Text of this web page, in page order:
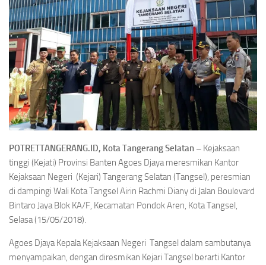
POTRETTANGERANG.ID, Kota Tangerang Selatan – Kejaksaan
tinggi (Kejati) Provinsi Banten Agoes Djaya meresmikan Kantor
Kejaksaan Negeri (Kejari) Tangerang Selatan (Tangsel), peresmian
di dampingi Wali Kota Tangsel Airin Rachmi Diany di Jalan Boulevard
Bintaro Jaya Blok KA/F, Kecamatan Pondok Aren, Kota Tangsel,
Selasa (15/05/2018).
Agoes Djaya Kepala Kejaksaan Negeri Tangsel dalam sambutanya
menyampaikan, dengan diresmikan Kejari Tangsel berarti Kantor